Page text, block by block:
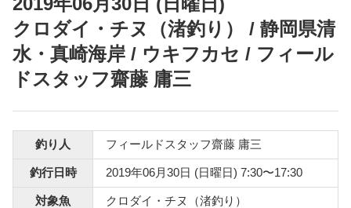
クロダイ・チヌ（渚釣り）
/ 静岡県清
水・真崎海岸 / ウキフカセ / フィール
ドスタッフ齋藤 庸三
釣り人 フィールドスタッフ齋藤 庸三
釣行日時 2019年06月30日 (日曜日) 7:30〜17:30
対象魚 クロダイ・チヌ（渚釣り）